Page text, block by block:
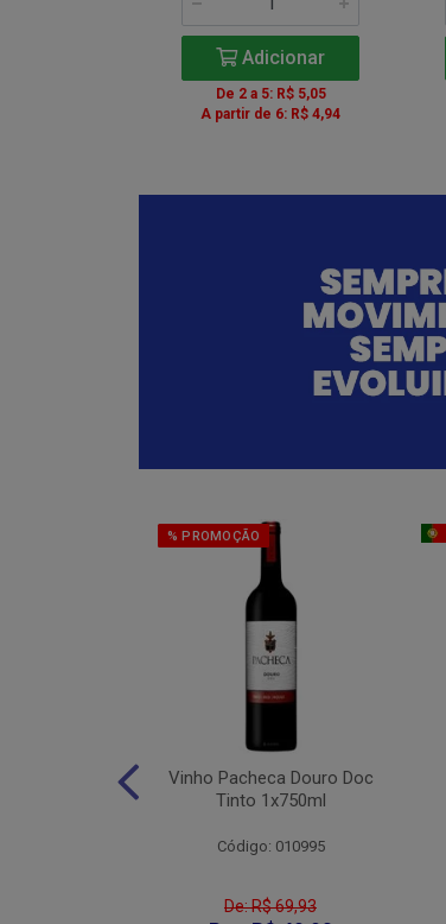
Adicionar
De 2 a 5: R$ 5,05
A partir de 6: R$ 4,94
% PROMOÇÃO
Vinho Pacheca Douro Doc
Tinto 1x750ml
Código: 010995
De: R$ 69,93